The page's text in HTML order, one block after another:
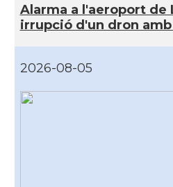
Alarma a l'aeroport de
irrupció d'un dron
2026-08-05